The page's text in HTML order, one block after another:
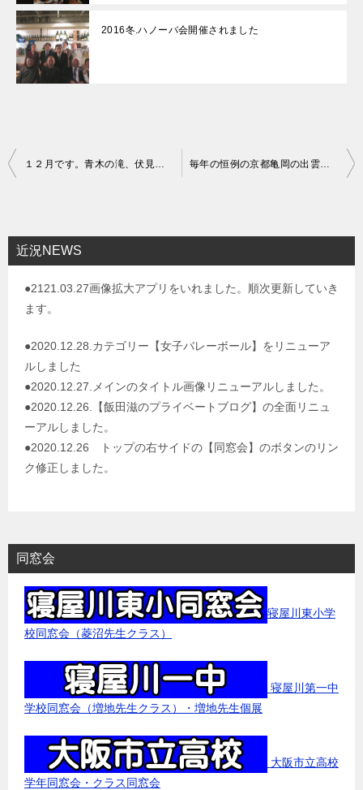
2016冬.ハノーバ会開催されました
投
ビ
ゲ
１２月です。青木の滝、伏見稲荷大社に参拝してきました 毎年の恒例の京都亀岡の出雲大神宮に参拝してきました。
近況NEWS
●2121.03.27画像拡大アプリをいれました。順次更新していき
ます。
●2020.12.28.カテゴリー【女子バレーボール】をリニューア
ルしました
●2020.12.27.メインのタイトル画像リニューアルしました。
●2020.12.26.【飯田滋のプライベートブログ】の全面リニュ
ーアルしました。
●2020.12.26 トップの右サイドの【同窓会】のボタンのリン
ク修正しました。
同窓会
寝屋川東小学
校同窓会（菱沼先生クラス）
寝屋川第一中
学校同窓会（増地先生クラス）・増地先生個展
大阪市立高校
学年同窓会・クラス同窓会